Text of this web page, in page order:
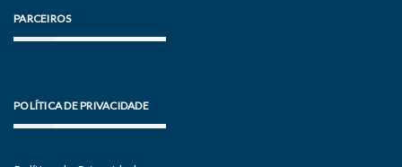
PARCEIROS
POLÍTICA DE PRIVACIDADE